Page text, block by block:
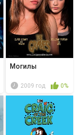
Могилы
2009 год 0%